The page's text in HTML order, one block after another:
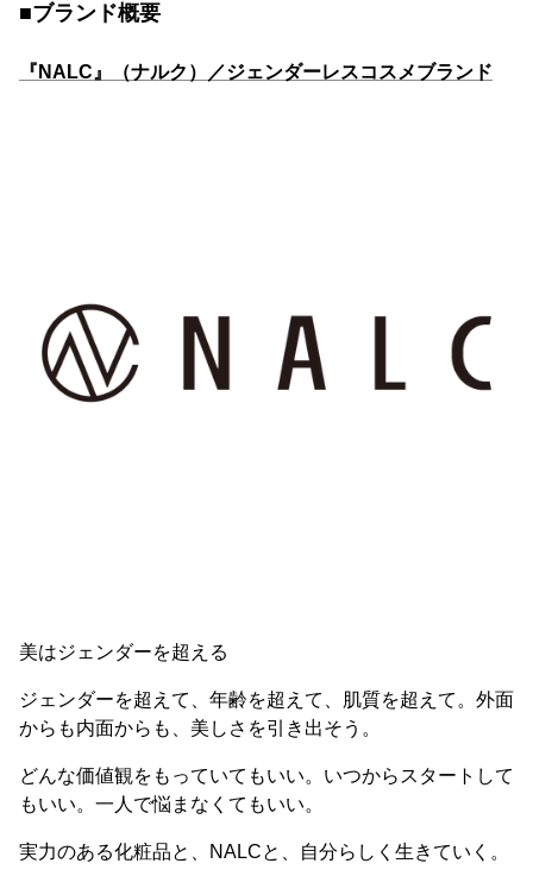
■ブランド概要
『NALC』（ナルク）／ジェンダーレスコスメブランド
美はジェンダーを超える
ジェンダーを超えて、年齢を超えて、肌質を超えて。外面
からも内面からも、美しさを引き出そう。
どんな価値観をもっていてもいい。いつからスタートして
もいい。一人で悩まなくてもいい。
実力のある化粧品と、NALCと、自分らしく生きていく。